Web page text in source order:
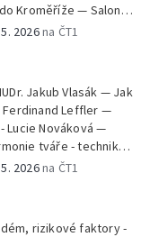
Kroměříže — Salon
2026na ČT1
Jakub Vlasák — Jak
Ferdinand Leffler —
Lucie Nováková —
tváře - techniky
Kavecká —
s Michalem Žákem
2026na ČT1
rizikové faktory -